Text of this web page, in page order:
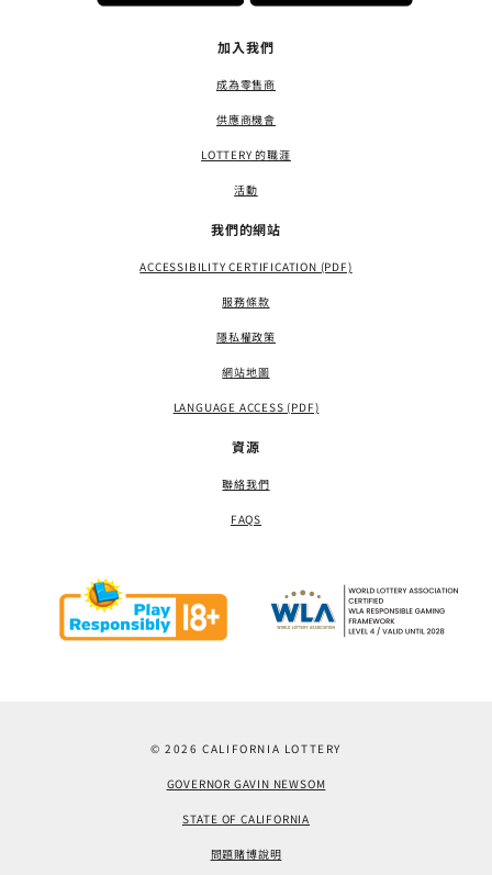
加入我們
成為零售商
供應商機會
LOTTERY 的職涯
活動
我們的網站
ACCESSIBILITY CERTIFICATION (PDF)
服務條款
隱私權政策
網站地圖
LANGUAGE ACCESS (PDF)
資源
聯絡我們
FAQS
© 2026 CALIFORNIA LOTTERY
GOVERNOR GAVIN NEWSOM
STATE OF CALIFORNIA
問題賭博說明